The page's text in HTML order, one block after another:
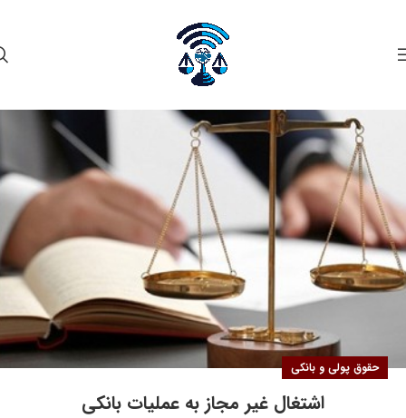
حقوق پولی و بانکی
اشتغال غیر مجاز به عملیات بانکی